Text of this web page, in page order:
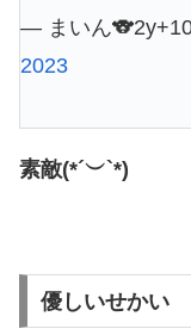
— まいん
2023
素敵(*´︶`*)
優しいせかい